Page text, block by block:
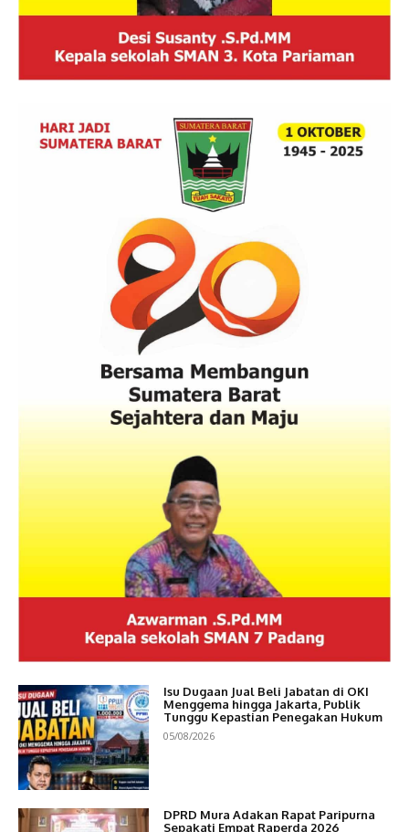
Isu Dugaan Jual Beli Jabatan di OKI
Menggema hingga Jakarta, Publik
Tunggu Kepastian Penegakan Hukum
05/08/2026
DPRD Mura Adakan Rapat Paripurna
Sepakati Empat Raperda 2026